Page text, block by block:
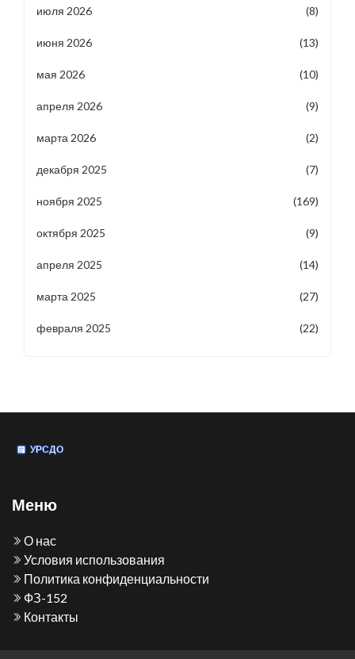
июля 2026 (8)
июня 2026 (13)
мая 2026 (10)
апреля 2026 (9)
марта 2026 (2)
декабря 2025 (7)
ноября 2025 (169)
октября 2025 (9)
апреля 2025 (14)
марта 2025 (27)
февраля 2025 (22)
Меню
О нас
Условия использования
Политика конфиденциальности
ФЗ-152
Контакты